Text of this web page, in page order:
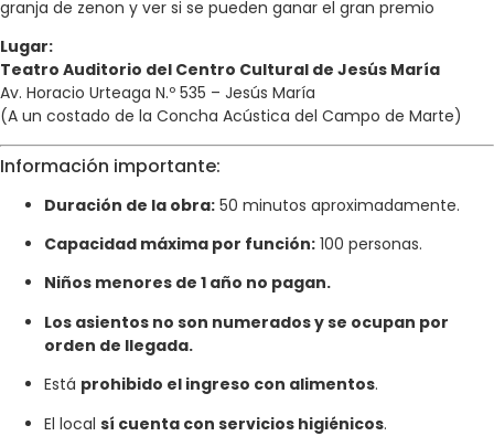
granja de zenon y ver si se pueden ganar el gran premio
Lugar:
Teatro Auditorio del Centro Cultural de Jesús María
Av. Horacio Urteaga N.º 535 – Jesús María
(A un costado de la Concha Acústica del Campo de Marte)
Información importante:
Duración de la obra: 50 minutos aproximadamente.
Capacidad máxima por función: 100 personas.
Niños menores de 1 año no pagan.
Los asientos no son numerados y se ocupan por
orden de llegada.
Está prohibido el ingreso con alimentos.
El local sí cuenta con servicios higiénicos.